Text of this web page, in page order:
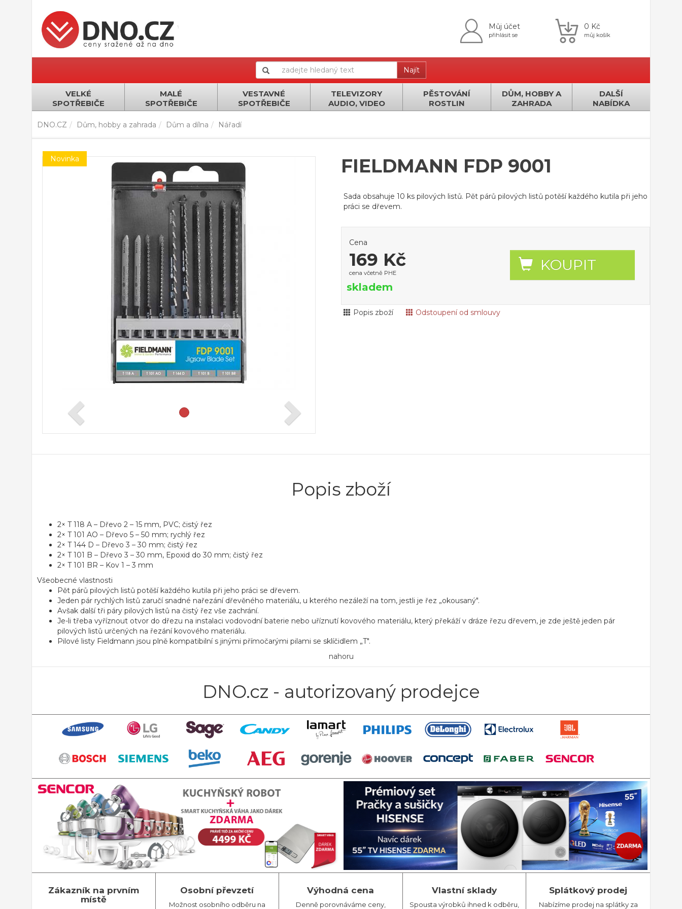
Můj účet
přihlásit se
0 Kč
můj košík
Najít
VELKÉ
SPOTŘEBIČE
MALÉ
SPOTŘEBIČE
VESTAVNÉ
SPOTŘEBIČE
TELEVIZORY
AUDIO, VIDEO
PĚSTOVÁNÍ
ROSTLIN
DŮM, HOBBY A
ZAHRADA
DALŠÍ
NABÍDKA
DNO.CZ Dům, hobby a zahrada Dům a dílna Nářadí
Novinka FIELDMANN FDP 9001
Sada obsahuje 10 ks pilových listů. Pět párů pilových listů potěší každého kutila při jeho
práci se dřevem.
Cena
169 Kč
cena včetně PHE KOUPIT
skladem
Popis zboží Odstoupení od smlouvy
Popis zboží
2× T 118 A – Dřevo 2 – 15 mm, PVC; čistý řez
2× T 101 AO – Dřevo 5 – 50 mm; rychlý řez
2× T 144 D – Dřevo 3 – 30 mm; čistý řez
2× T 101 B – Dřevo 3 – 30 mm, Epoxid do 30 mm; čistý řez
2× T 101 BR – Kov 1 – 3 mm
Všeobecné vlastnosti
Pět párů pilových listů potěší každého kutila při jeho práci se dřevem.
Jeden pár rychlých listů zaručí snadné nařezání dřevěného materiálu, u kterého nezáleží na tom, jestli je řez „okousaný".
Avšak další tři páry pilových listů na čistý řez vše zachrání.
Je-li třeba vyříznout otvor do dřezu na instalaci vodovodní baterie nebo uříznutí kovového materiálu, který překáží v dráze řezu dřevem, je zde ještě jeden pár
pilových listů určených na řezání kovového materiálu.
Pilové listy Fieldmann jsou plně kompatibilní s jinými přímočarými pilami se sklíčidlem „T".
nahoru
DNO.cz - autorizovaný prodejce
Zákazník na prvním
místě
Osobní převzetí
Možnost osobního odběru na
Výhodná cena
Denně porovnáváme ceny,
Vlastní sklady
Spousta výrobků ihned k odběru,
Splátkový prodej
Nabízíme prodej na splátky za